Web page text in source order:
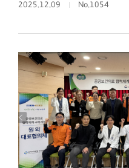
2025.12.09 No.1054